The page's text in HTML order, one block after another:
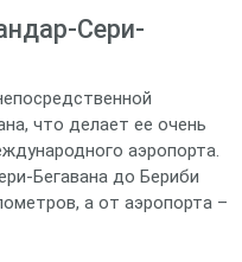
Сери-
что делает ее очень
аэропорта.
Бегавана до Бериби
а от аэропорта –